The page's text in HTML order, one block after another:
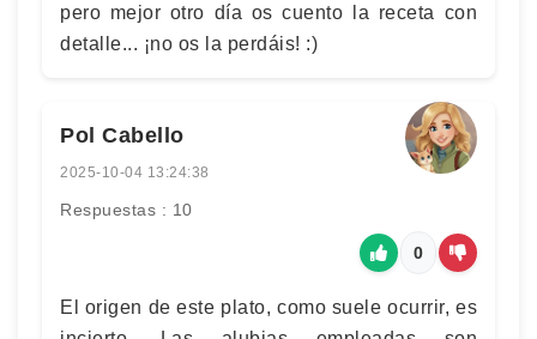
pero mejor otro día os cuento la receta con
detalle... ¡no os la perdáis! :)
Pol Cabello
2025-10-04 13:24:38
Respuestas : 10
0
El origen de este plato, como suele ocurrir, es